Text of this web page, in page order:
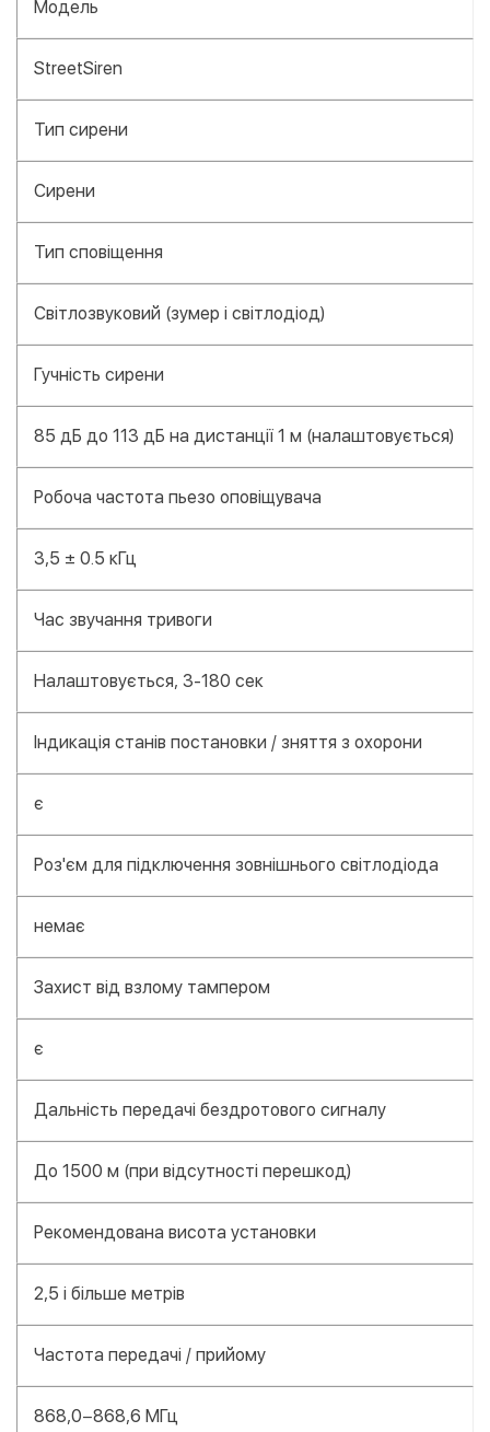
Модель
StreetSiren
Тип сирени
Сирени
Тип сповіщення
Світлозвуковий (зумер і світлодіод)
Гучність сирени
85 дБ до 113 дБ на дистанції 1 м (налаштовується)
Робоча частота пьезо оповіщувача
3,5 ± 0.5 кГц
Час звучання тривоги
Налаштовується, 3-180 сек
Індикація станів постановки / зняття з охорони
є
Роз'єм для підключення зовнішнього світлодіода
немає
Захист від взлому тампером
є
Дальність передачі бездротового сигналу
До 1500 м (при відсутності перешкод)
Рекомендована висота установки
2,5 і більше метрів
Частота передачі / прийому
868,0−868,6 МГц